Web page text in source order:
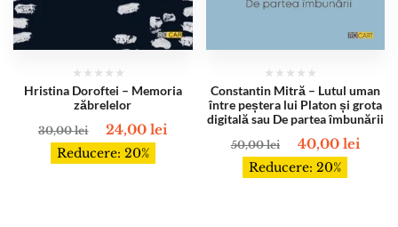
Hristina Doroftei – Memoria
zăbrelelor
30,00lei 24,00lei
Reducere: 20%
Constantin Mitră – Lutul uman
între peștera lui Platon și grota
digitală sau De partea îmbunării
50,00lei 40,00 lei
Reducere: 20%